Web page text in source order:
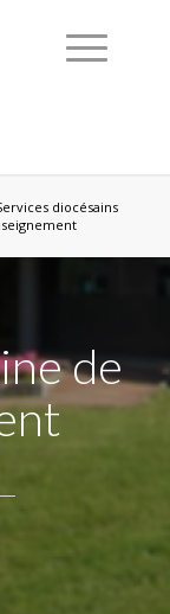
diocésains
de